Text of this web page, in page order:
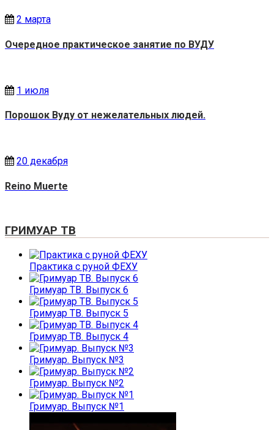
2 марта
Очередное практическое занятие по ВУДУ
1 июля
Порошок Вуду от нежелательных людей.
20 декабря
Reino Muerte
ГРИМУАР ТВ
Практика с руной ФЕХУ
Гримуар ТВ. Выпуск 6
Гримуар ТВ. Выпуск 5
Гримуар ТВ. Выпуск 4
Гримуар. Выпуск №3
Гримуар. Выпуск №2
Гримуар. Выпуск №1